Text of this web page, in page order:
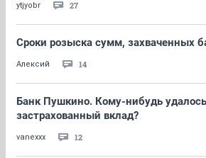
ytjyobr 27
Сроки розыска сумм, захваченных
Алексий 14
Банк Пушкино. Кому-нибудь
застрахованный вклад?
vanexxx 12